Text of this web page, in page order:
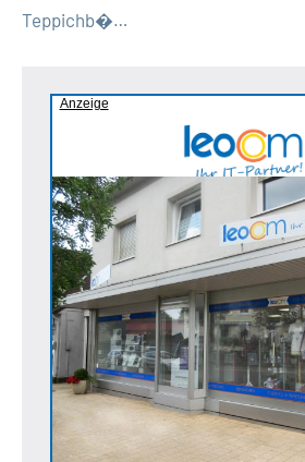
Teppichb�…
Anzeige